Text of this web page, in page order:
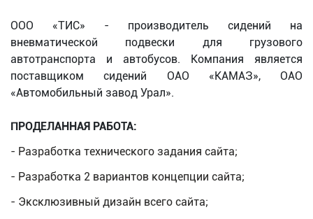
ООО «ТИС» - производитель сидений на
вневматической подвески для грузового
автотранспорта и автобусов. Компания является
поставщиком сидений ОАО «КАМАЗ», ОАО
«Автомобильный завод Урал».
ПРОДЕЛАННАЯ РАБОТА:
- Разработка технического задания сайта;
- Разработка 2 вариантов концепции сайта;
- Эксклюзивный дизайн всего сайта;